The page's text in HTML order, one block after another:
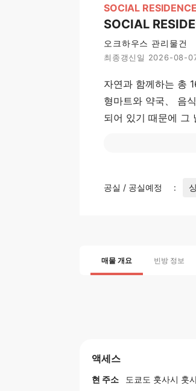
SOCIAL RESIDENCE
SOCIAL
오크하우스 관리물건
최종갱신일 2026-08-
자연과 함께하는 총
형마트와 약국、 음
되어 있기 때문에 그
공실 / 공실예정
매물 개요 빈방 정보
액세스
현 주소 도쿄도 훗사시 훗